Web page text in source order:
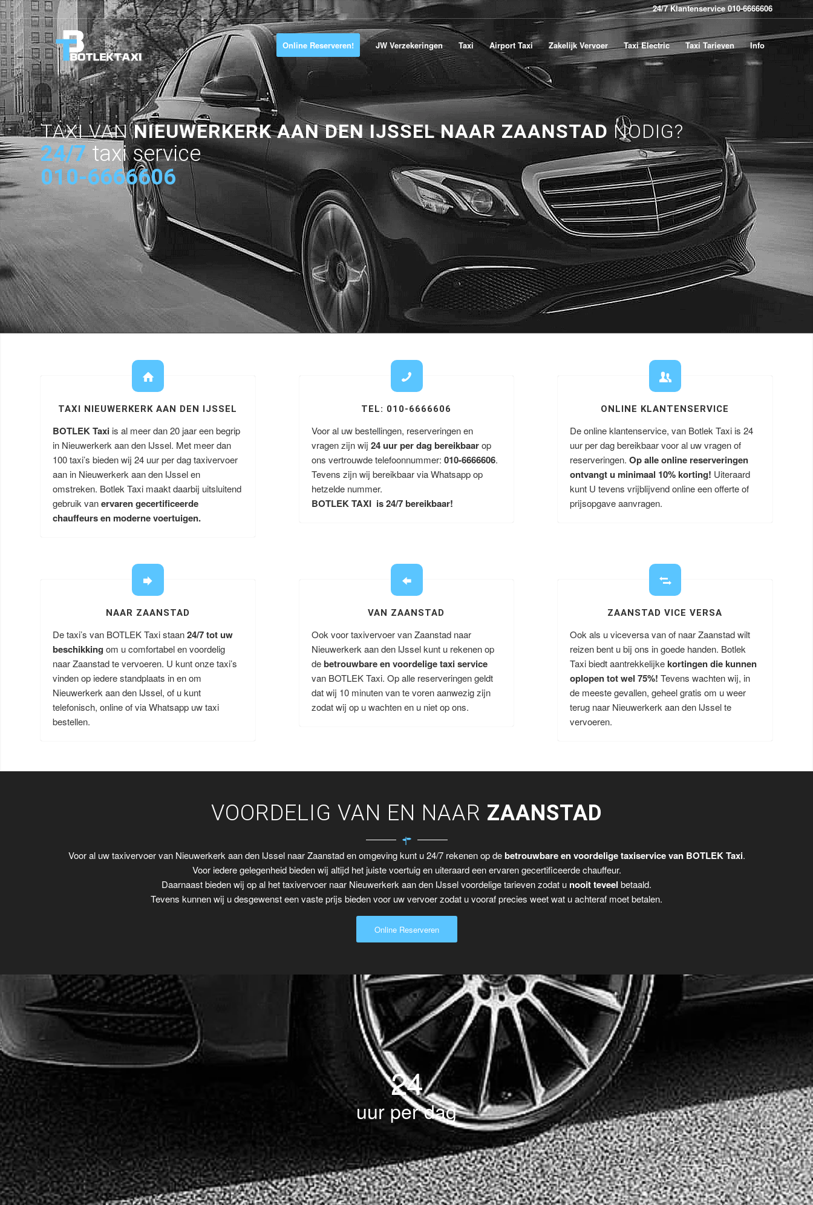
24/7 Klantenservice 010-6666606
Online Reserveren! JW Verzekeringen Taxi Airport Taxi Zakelijk Vervoer Taxi Electric Taxi Tarieven Info
TAXI VANNIEUWERKERK AAN DEN IJSSEL NAAR ZAANSTADNODIG?
24/7 taxi service
010-6666606
TAXI NIEUWERKERK AAN DEN IJSSEL
BOTLEK Taxi is al meer dan 20 jaar een begrip
in Nieuwerkerk aan den IJssel. Met meer dan
100 taxi’s bieden wij 24 uur per dag taxivervoer
aan in Nieuwerkerk aan den IJssel en
omstreken. Botlek Taxi maakt daarbij uitsluitend
gebruik vanervaren gecertificeerde
chauffeurs en moderne voertuigen.
TEL: 010-6666606
Voor al uw bestellingen, reserveringen en
vragen zijn wij 24 uur per dag bereikbaarop
ons vertrouwde telefoonnummer: 010-6666606.
Tevens zijn wij bereikbaar via Whatsapp op
hetzelde nummer.
BOTLEK TAXI is 24/7 bereikbaar!
ONLINE KLANTENSERVICE
De online klantenservice, van Botlek Taxi is 24
uur per dag bereikbaar voor al uw vragen of
reserveringen.Op alle online reserveringen
ontvangt u minimaal 10% korting! Uiteraard
kunt U tevens vrijblijvend online een offerte of
prijsopgave aanvragen.
NAAR ZAANSTAD
De taxi’s van BOTLEK Taxi staan24/7 tot uw
beschikking om u comfortabel en voordelig
naar Zaanstad te vervoeren. U kunt onze taxi’s
vinden op iedere standplaats in en om
Nieuwerkerk aan den IJssel, of u kunt
telefonisch, online of via Whatsapp uw taxi
bestellen.
VAN ZAANSTAD
Ook voor taxivervoer van Zaanstad naar
Nieuwerkerk aan den IJssel kunt u rekenen op
debetrouwbare en voordelige taxi service
van BOTLEK Taxi. Op alle reserveringen geldt
dat wij 10 minuten van te voren aanwezig zijn
zodat wij op u wachten en u niet op ons.
ZAANSTAD VICE VERSA
Ook als u viceversa van of naar Zaanstad wilt
reizen bent u bij ons in goede handen. Botlek
Taxi biedt aantrekkelijkekortingen die kunnen
oplopen tot wel 75%!Tevens wachten wij, in
de meeste gevallen, geheel gratis om u weer
terug naar Nieuwerkerk aan den IJssel te
vervoeren.
VOORDELIG VAN EN NAAR ZAANSTAD
Voor al uw taxivervoer van Nieuwerkerk aan den IJssel naar Zaanstad en omgeving kunt u 24/7 rekenen op debetrouwbare en voordelige taxiservice van BOTLEK Taxi.
Voor iedere gelegenheid bieden wij altijd het juiste voertuig en uiteraard een ervaren gecertificeerde chauffeur.
Daarnaast bieden wij op al het taxivervoer naar Nieuwerkerk aan den IJssel voordelige tarieven zodat u nooit teveel betaald.
Tevens kunnen wij u desgewenst een vaste prijs bieden voor uw vervoer zodat u vooraf precies weet wat u achteraf moet betalen.
Online Reserveren
24
uur per dag